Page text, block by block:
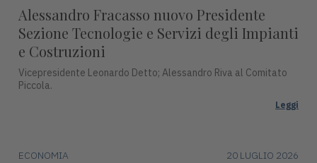
Alessandro Fracasso nuovo Presidente
Sezione Tecnologie e Servizi degli Impianti
e Costruzioni
Vicepresidente Leonardo Detto; Alessandro Riva al Comitato
Piccola.
Leggi
ECONOMIA 20 LUGLIO 2026